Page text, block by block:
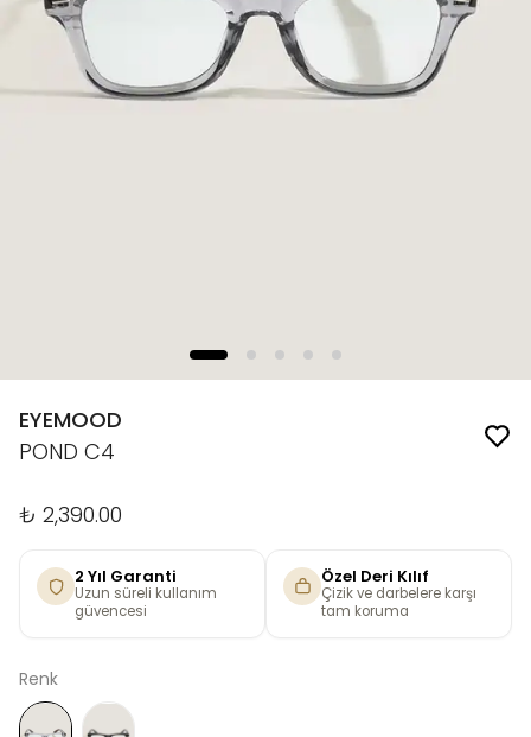
EYEMOOD
POND C4
₺ 2,390.00
2 Yıl Garanti
Uzun süreli kullanım
güvencesi
Özel Deri Kılıf
Çizik ve darbelere karşı
tam koruma
Renk